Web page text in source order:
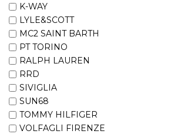
K-WAY
LYLE&SCOTT
MC2 SAINT BARTH
PT TORINO
RALPH LAUREN
RRD
SIVIGLIA
SUN68
TOMMY HILFIGER
VOLFAGLI FIRENZE